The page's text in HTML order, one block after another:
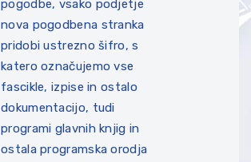
pogodbe, vsako podjetje
nova pogodbena stranka
pridobi ustrezno šifro, s
katero označujemo vse
fascikle, izpise in ostalo
dokumentacijo, tudi
programi glavnih knjig in
ostala programska orodja